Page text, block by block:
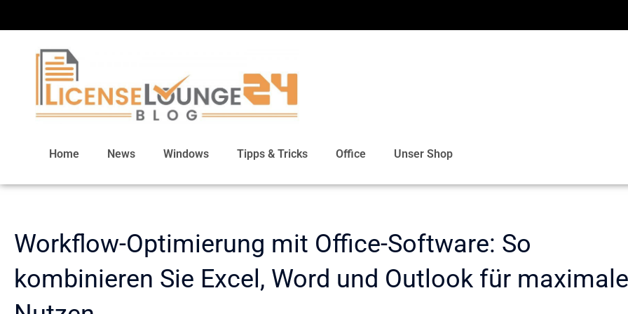
Home News Windows Tipps & Tricks Office Unser Shop
Workflow-Optimierung mit Office-Software: So
kombinieren Sie Excel, Word und Outlook für